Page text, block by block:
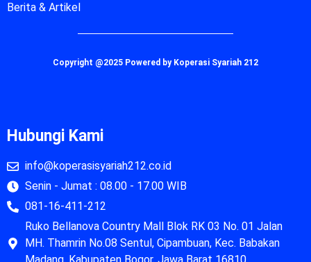
Berita & Artikel
Copyright @2025 Powered by Koperasi Syariah 212
Hubungi Kami
info@koperasisyariah212.co.id
Senin - Jumat : 08.00 - 17.00 WIB
081-16-411-212
Ruko Bellanova Country Mall Blok RK 03 No. 01 Jalan
MH. Thamrin No.08 Sentul, Cipambuan, Kec. Babakan